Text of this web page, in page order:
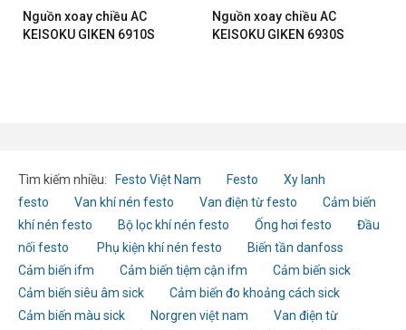
Nguồn xoay chiều AC
KEISOKU GIKEN 6910S
Nguồn xoay chiều AC
KEISOKU GIKEN 6930S
Tìm kiếm nhiều: Festo Việt Nam Festo
Xy lanh
festo
Van khí nén festo Van điện từ festo
Cảm biến
khí nén festo
Bộ lọc khí nén festo Ống hơi festo
Đầu
nối festo
Phụ kiện khí nén festo
Biến tần danfoss
Cảm biến ifm
Cảm biến tiệm cận ifm
Cảm biến sick
Cảm biến siêu âm sick
Cảm biến đo khoảng cách sick
Cảm biến màu sick
Norgren việt nam
Van điện từ